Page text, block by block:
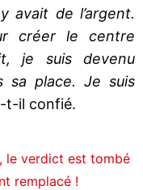
avait de l’argent.
créer le centre
je suis devenu
sa place. Je suis
t-il confié.
le verdict est tombé
remplacé !